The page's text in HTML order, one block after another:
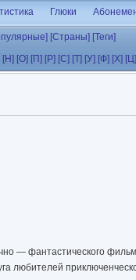
Глюки
[Страны] [Теги]
[Н] [О] [П] [Р] [С] [Т] [У] [Ф] [Х] [Ц]
— фантастического
любителей